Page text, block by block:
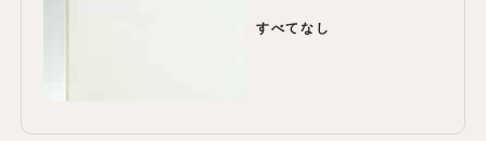
すべてなし